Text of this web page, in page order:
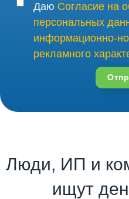
Даю Согласие на
персональных
информационно-
рекламного
Люди, ИП и
ищут